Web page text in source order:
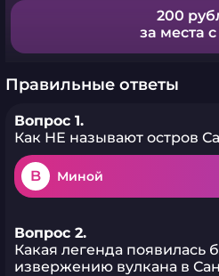
200
за места с
Правильные ответы
Вопрос 1.
Как НЕ называют остров
B Миной
Вопрос 2.
Какая легенда появилась
извержению вулкана в